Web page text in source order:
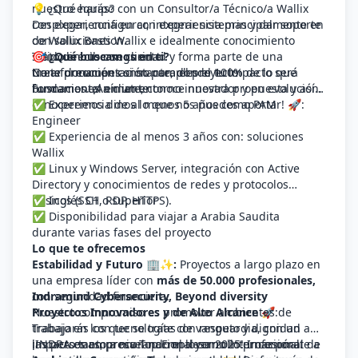
nuestro equipo con un Consultor/a Técnico/a Wallix
con experiencia en con experiencia principalmente en
con soluciones Wallix e idealmente conocimiento
sólido en ciberseguridad y forma parte de una
transformación constante, donde tu impacto será
fundamental en un entorno innovador y en evolución.
💡 ¿Qué harás?
Desplegar, configurar, integrar sistemas y dar soporte
de Wallix Bastion.
Trato directo con cliente
Crear documentación para el proyecto
Formaciones a cliente
🎯¿Qué buscamos en ti?
No te preocupes si no cumples el 100% de lo que
buscamos. ¡Anímate, conoce nuestra propuesta y así
conoceremos dinos lo que nos puedes aportar! 🚀:
✅ Experiencia de al menos 5 años como PAM
Engineer
✅ Experiencia de al menos 3 años con: soluciones
Wallix
✅ Linux y Windows Server, integración con Active
Directory y conocimientos de redes y protocolos
básicos (SSH, RDP, HTTPS).
✅ Inglés C1 o superior
✅ Disponibilidad para viajar a Arabia Saudita
durante varias fases del proyecto
Lo que te ofrecemos
Estabilidad y Futuro 🏢✨: Proyectos a largo plazo en
una empresa líder con más de 50.000 profesionales,
con seguridad financiera.
Proyectos Innovadores y de Alto Alcance🚀:
Trabajarás con tecnologías de vanguardia, con un
impacto tanto a nivel nacional como internacional.
Indramind Cybersecurity, Beyond diversity
Nuestro compromiso es promover ambientes de
trabajo en los que se trate con respeto y dignidad a
las personas, procurando el desarrollo profesional de
¡INDRA es empresa Top Employer 2025! Incorpórate a